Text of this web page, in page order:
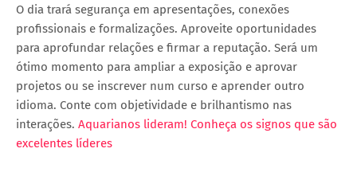
O dia trará segurança em apresentações, conexões
profissionais e formalizações. Aproveite oportunidades
para aprofundar relações e firmar a reputação. Será um
ótimo momento para ampliar a exposição e aprovar
projetos ou se inscrever num curso e aprender outro
idioma. Conte com objetividade e brilhantismo nas
interações. Aquarianos lideram! Conheça os signos que são
excelentes líderes